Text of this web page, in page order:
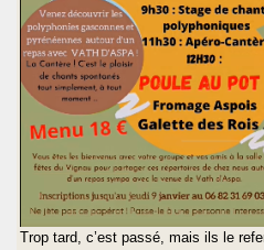
Trop tard, c’est passé, mais ils le